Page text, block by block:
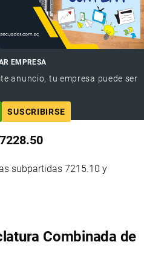
EMPRESA
anuncio, tu empresa puede ser
SUSCRIBIRSE
subpartidas 7215.10 y
Combinada de